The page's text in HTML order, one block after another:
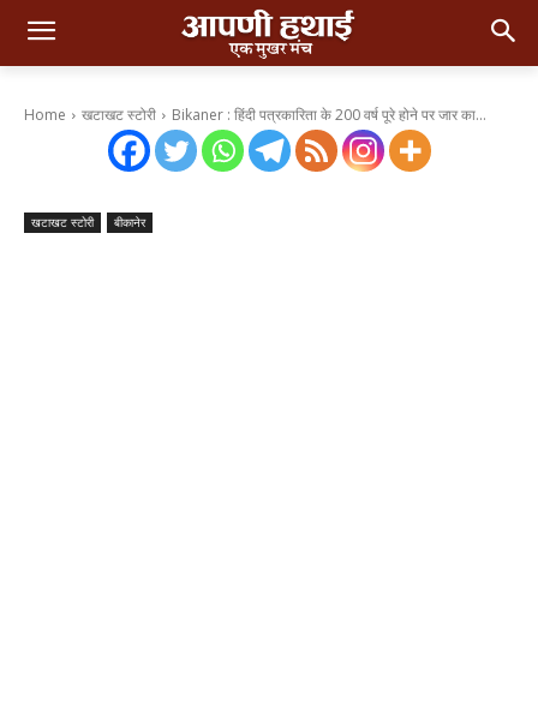
Home खटाखट स्टोरी Bikaner : हिंदी पत्रकारिता के 200 वर्ष पूरे होने पर जार का...
खटाखट स्टोरी बीकानेर